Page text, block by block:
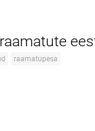
raamatupesa